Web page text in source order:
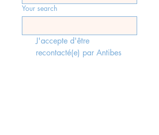
Your search
J'accepte d'être
recontacté(e) par Antibes